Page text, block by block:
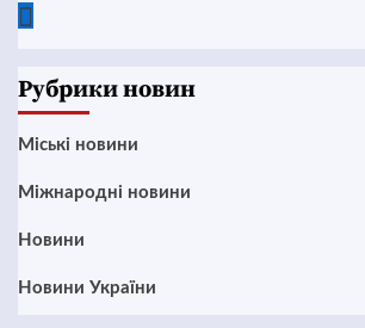
Рубрики новин
Mіські новини
Міжнародні новини
Новини
Новини України